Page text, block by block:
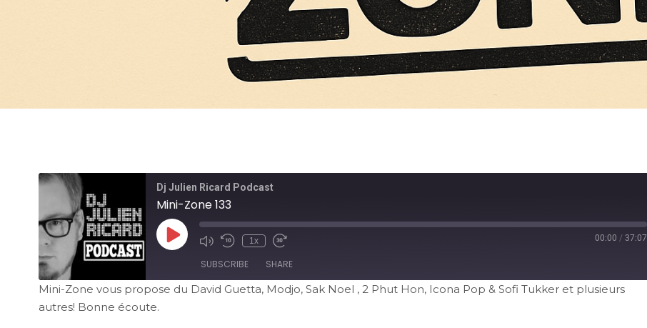
Dj Julien Ricard Podcast
Mini-Zone 133
1x 00:00 / 37:07
SUBSCRIBE SHARE
SHARE
Mini-Zone vous propose du David Guetta, Modjo, Sak Noel , 2 Phut Hon, Icona Pop & Sofi Tukker et plusieurs
autres! Bonne écoute.